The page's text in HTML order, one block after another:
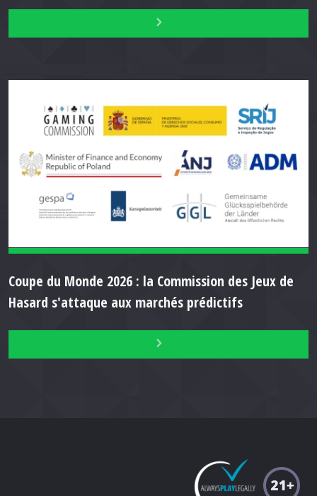
Coupe du Monde 2026 : la Commission des Jeux de
Hasard s'attaque aux marchés prédictifs